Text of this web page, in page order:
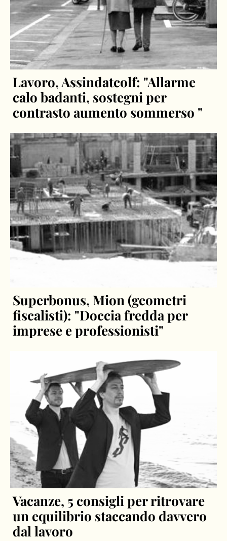
Lavoro, Assindatcolf: "Allarme
calo badanti, sostegni per
contrasto aumento sommerso "
Superbonus, Mion (geometri
fiscalisti): "Doccia fredda per
imprese e professionisti"
Vacanze, 5 consigli per ritrovare
un equilibrio staccando davvero
dal lavoro